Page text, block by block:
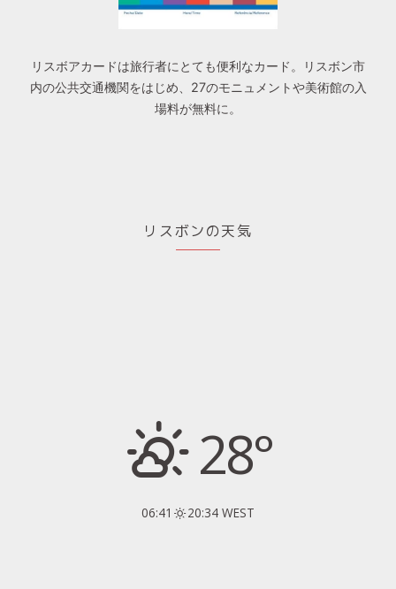
リスボアカードは旅行者にとても便利なカード。リスボン市
内の公共交通機関をはじめ、27のモニュメントや美術館の入
場料が無料に。
リスボンの天気
28°
06:41 20:34 WEST